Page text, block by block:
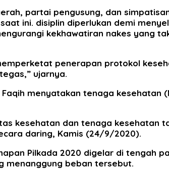
partai pengusung, dan
ini. disiplin diperlukan demi
kekhawatiran nakes yang
penerapan protokol
ujarnya.
menyatakan tenaga
kesehatan dan tenaga kesehatan
daring, Kamis (24/9/2020).
Pilkada 2020 digelar di tengah
menanggung beban tersebut.